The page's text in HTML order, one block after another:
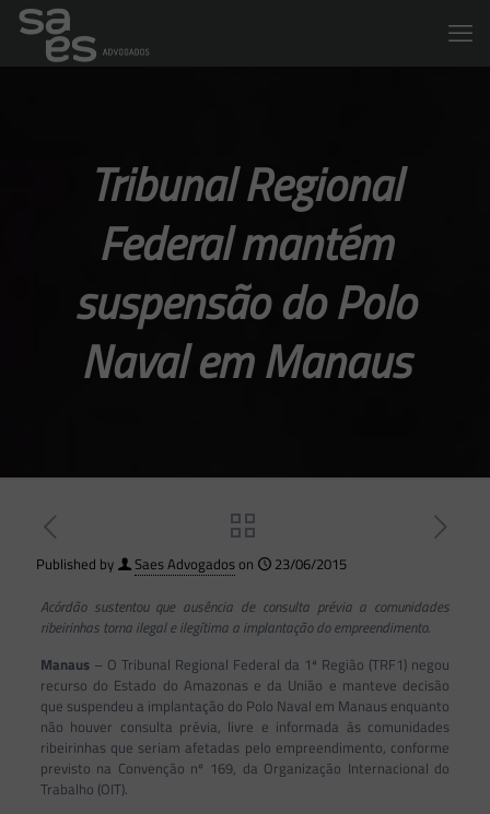
Tribunal Regional
Federal mantém
suspensão do Polo
Naval em Manaus
Published by Saes Advogadoson
23/06/2015
Acórdão sustentou que ausência de consulta prévia a comunidades
ribeirinhas torna ilegal e ilegítima a implantação do empreendimento.
Manaus– O Tribunal Regional Federal da 1ª Região (TRF1) negou
recurso do Estado do Amazonas e da União e manteve decisão
que suspendeu a implantação do Polo Naval em Manaus enquanto
não houver consulta prévia, livre e informada às comunidades
ribeirinhas que seriam afetadas pelo empreendimento, conforme
previsto na Convenção nº 169, da Organização Internacional do
Trabalho (OIT).